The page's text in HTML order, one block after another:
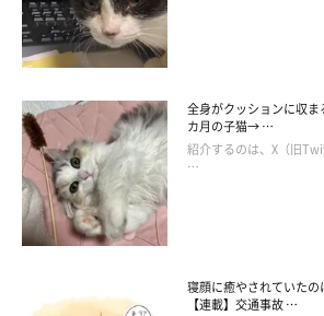
全身がクッションに収
カ月の子猫→ …
紹介するのは、X（旧
…
寝顔に癒やされていた
【連載】交通事故 …